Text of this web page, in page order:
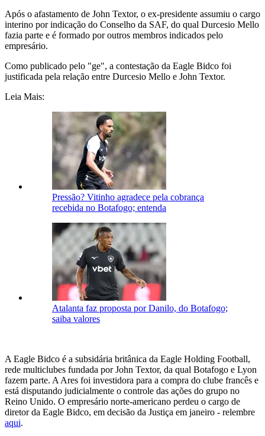
Após o afastamento de John Textor, o ex-presidente assumiu o cargo
interino por indicação do Conselho da SAF, do qual Durcesio Mello
fazia parte e é formado por outros membros indicados pelo
empresário.
Como publicado pelo "ge", a contestação da Eagle Bidco foi
justificada pela relação entre Durcesio Mello e John Textor.
Leia Mais:
Pressão? Vitinho agradece pela cobrança
recebida no Botafogo; entenda
Atalanta faz proposta por Danilo, do Botafogo;
saiba valores
A Eagle Bidco é a subsidária britânica da Eagle Holding Football,
rede multiclubes fundada por John Textor, da qual Botafogo e Lyon
fazem parte. A Ares foi investidora para a compra do clube francês e
está disputando judicialmente o controle das ações do grupo no
Reino Unido. O empresário norte-americano perdeu o cargo de
diretor da Eagle Bidco, em decisão da Justiça em janeiro - relembre
aqui.